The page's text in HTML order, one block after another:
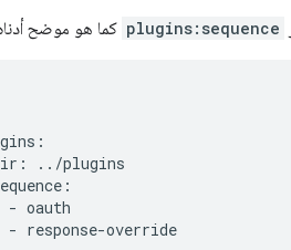
plugins:sequence كما هو موضح
../plugins
- oauth
- response-override